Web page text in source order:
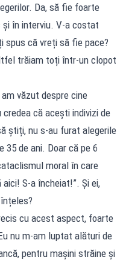
Da, să fie foarte
în interviu. V-a costat
spus că vreți să fie pace?
trăiam toți într-un clopot
văzut despre cine
că acești indivizi de
știți, nu s-au furat alegerile
35 de ani. Doar că pe 6
moral în care
aici! S-a încheiat!”. Și ei,
cu acest aspect, foarte
nu m-am luptat alături de
pentru mașini străine și